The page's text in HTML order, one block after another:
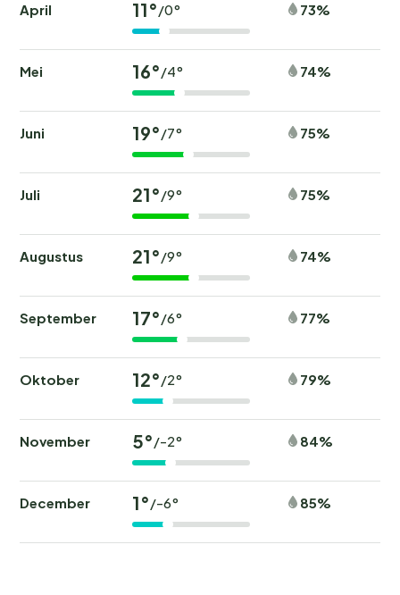
April 11°/0° 73%
Mei 16°/4° 74%
Juni 19°/7° 75%
Juli 21°/9° 75%
Augustus 21°/9° 74%
September 17°/6° 77%
Oktober 12°/2° 79%
November 5°/-2° 84%
December 1°/-6° 85%